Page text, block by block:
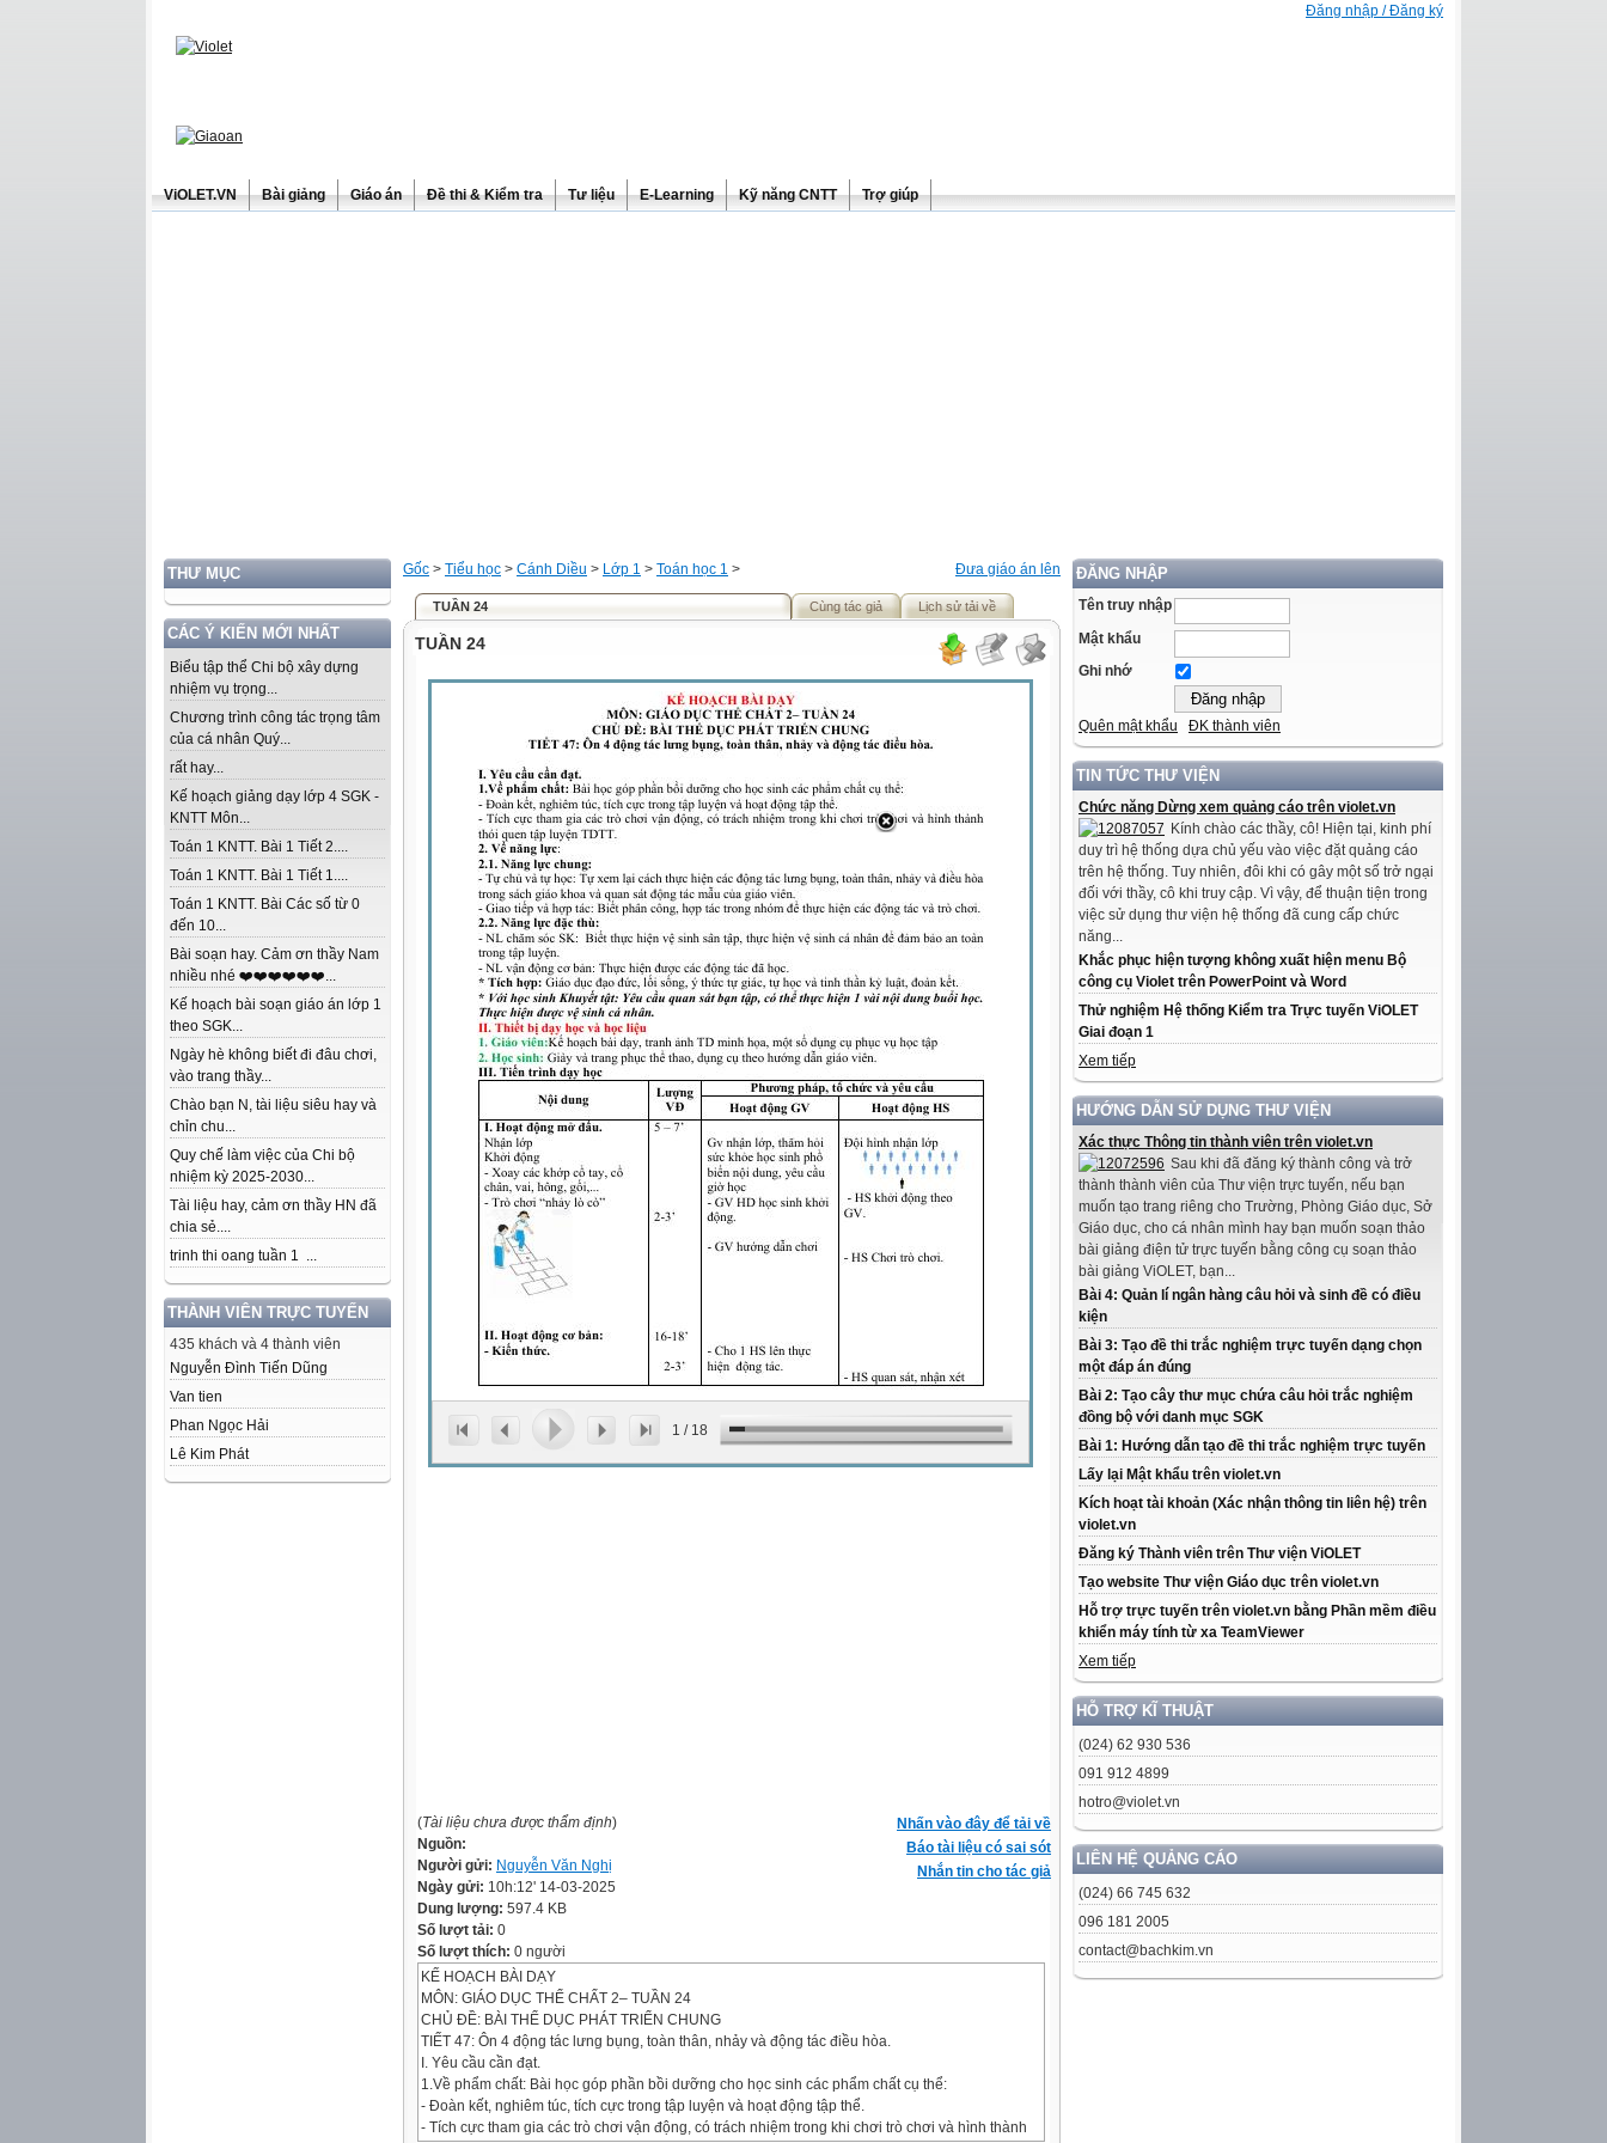
Đăng nhập / Đăng ký
ViOLET.VN Bài giảng Giáo án Đề thi & Kiểm tra Tư liệu E-Learning Kỹ năng CNTT Trợ giúp
THƯ MỤC
CÁC Ý KIẾN MỚI NHẤT
Biểu tập thể Chi bộ xây dựng
nhiệm vụ trọng...
Chương trình công tác trọng tâm
của cá nhân Quý...
rất hay...
Kế hoạch giảng dạy lớp 4 SGK -
KNTT Môn...
Toán 1 KNTT. Bài 1 Tiết 2....
Toán 1 KNTT. Bài 1 Tiết 1....
Toán 1 KNTT. Bài Các số từ 0
đến 10...
Bài soạn hay. Cảm ơn thầy Nam
nhiều nhé ❤️❤️❤️❤️❤️❤️...
Kế hoạch bài soạn giáo án lớp 1
theo SGK...
Ngày hè không biết đi đâu chơi,
vào trang thầy...
Chào bạn N, tài liệu siêu hay và
chỉn chu...
Quy chế làm việc của Chi bộ
nhiệm kỳ 2025-2030...
Tài liệu hay, cảm ơn thầy HN đã
chia sẻ....
trinh thi oang tuần 1 ...
THÀNH VIÊN TRỰC TUYẾN
435 khách và 4 thành viên
Nguyễn Đình Tiến Dũng
Van tien
Phan Ngọc Hải
Lê Kim Phát
ĐĂNG NHẬP
Tên truy nhập
Mật khẩu
Ghi nhớ
Quên mật khẩu ĐK thành viên
TIN TỨC THƯ VIỆN
Chức năng Dừng xem quảng cáo trên violet.vn
Kính chào các thầy, cô! Hiện tại, kinh phí
duy trì hệ thống dựa chủ yếu vào việc đặt quảng cáo
trên hệ thống. Tuy nhiên, đôi khi có gây một số trở ngại
đối với thầy, cô khi truy cập. Vì vậy, để thuận tiện trong
việc sử dụng thư viện hệ thống đã cung cấp chức
năng...
Khắc phục hiện tượng không xuất hiện menu Bộ
công cụ Violet trên PowerPoint và Word
Thử nghiệm Hệ thống Kiểm tra Trực tuyến ViOLET
Giai đoạn 1
Xem tiếp
HƯỚNG DẪN SỬ DỤNG THƯ VIỆN
Xác thực Thông tin thành viên trên violet.vn
Sau khi đã đăng ký thành công và trở
thành thành viên của Thư viện trực tuyến, nếu bạn
muốn tạo trang riêng cho Trường, Phòng Giáo dục, Sở
Giáo dục, cho cá nhân mình hay bạn muốn soạn thảo
bài giảng điện tử trực tuyến bằng công cụ soạn thảo
bài giảng ViOLET, bạn...
Bài 4: Quản lí ngân hàng câu hỏi và sinh đề có điều
kiện
Bài 3: Tạo đề thi trắc nghiệm trực tuyến dạng chọn
một đáp án đúng
Bài 2: Tạo cây thư mục chứa câu hỏi trắc nghiệm
đồng bộ với danh mục SGK
Bài 1: Hướng dẫn tạo đề thi trắc nghiệm trực tuyến
Lấy lại Mật khẩu trên violet.vn
Kích hoạt tài khoản (Xác nhận thông tin liên hệ) trên
violet.vn
Đăng ký Thành viên trên Thư viện ViOLET
Tạo website Thư viện Giáo dục trên violet.vn
Hỗ trợ trực tuyến trên violet.vn bằng Phần mềm điều
khiển máy tính từ xa TeamViewer
Xem tiếp
HỖ TRỢ KĨ THUẬT
(024) 62 930 536
091 912 4899
hotro@violet.vn
LIÊN HỆ QUẢNG CÁO
(024) 66 745 632
096 181 2005
contact@bachkim.vn
Đưa giáo án lên
Gốc > Tiểu học > Cánh Diều > Lớp 1 > Toán học 1 >
TUẦN 24 Cùng tác giả Lịch sử tải về
TUẦN 24
1 / 18
Nhấn vào đây để tải về
Báo tài liệu có sai sót
Nhắn tin cho tác giả
(Tài liệu chưa được thẩm định)
Nguồn:
Người gửi: Nguyễn Văn Nghị
Ngày gửi: 10h:12' 14-03-2025
Dung lượng: 597.4 KB
Số lượt tải: 0
Số lượt thích: 0 người
KẾ HOẠCH BÀI DẠY
MÔN: GIÁO DỤC THỂ CHẤT 2– TUẦN 24
CHỦ ĐỀ: BÀI THỂ DỤC PHÁT TRIỂN CHUNG
TIẾT 47: Ôn 4 động tác lưng bụng, toàn thân, nhảy và động tác điều hòa.
I. Yêu cầu cần đạt.
1.Về phẩm chất: Bài học góp phần bồi dưỡng cho học sinh các phẩm chất cụ thể:
- Đoàn kết, nghiêm túc, tích cực trong tập luyện và hoạt động tập thể.
- Tích cực tham gia các trò chơi vận động, có trách nhiệm trong khi chơi trò chơi và hình thành